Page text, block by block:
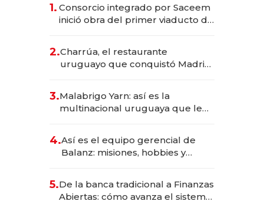
1. Consorcio integrado por Saceem
inició obra del primer viaducto de
millones
2.Charrúa, el restaurante
uruguayo que conquistó Madrid:
anticipación y prepara apertura
3.Malabrigo Yarn: así es la
multinacional uruguaya que le
4.Así es el equipo gerencial de
Balanz: misiones, hobbies y
5.De la banca tradicional a Finanzas
Abiertas: cómo avanza el sistema